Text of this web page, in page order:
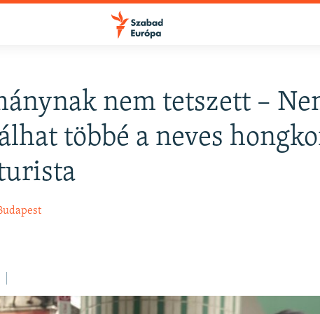
nem tetszett –
többé a neves
FELIRATKOZÁS